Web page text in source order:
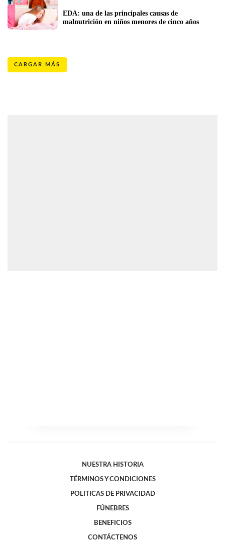
EDA: una de las principales causas de
malnutrición en niños menores de cinco años
CARGAR MÁS
NUESTRA HISTORIA
TÉRMINOS Y CONDICIONES
POLITICAS DE PRIVACIDAD
FÚNEBRES
BENEFICIOS
CONTÁCTENOS